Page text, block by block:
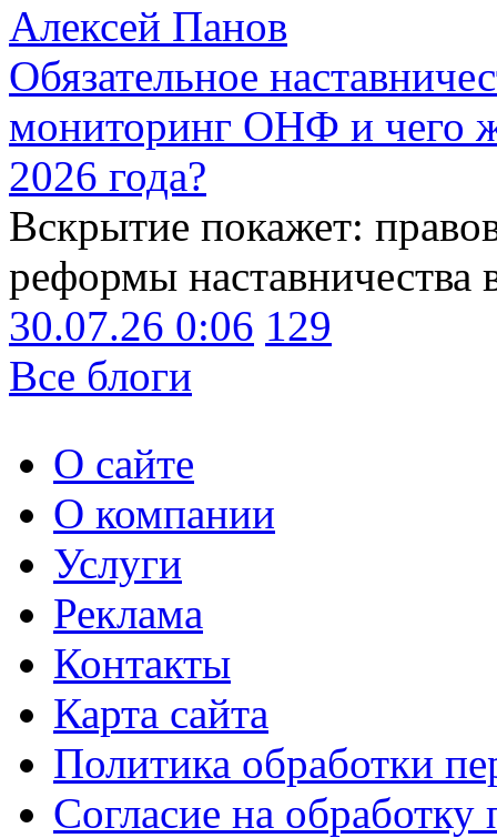
Алексей Панов
Обязательное
мониторинг ОНФ и чего
2026 года?
Вскрытие покажет:
реформы наставничества
30.07.26 0:06 129
Все блоги
О сайте
О компании
Услуги
Реклама
Контакты
Карта сайта
Политика обработки
Согласие на